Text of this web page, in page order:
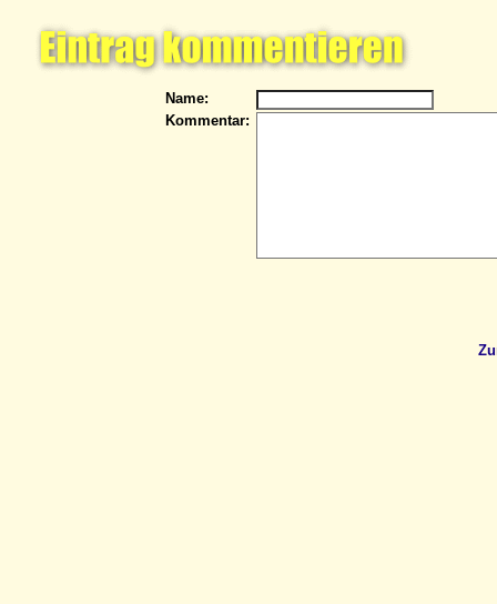
Name:
Kommentar: